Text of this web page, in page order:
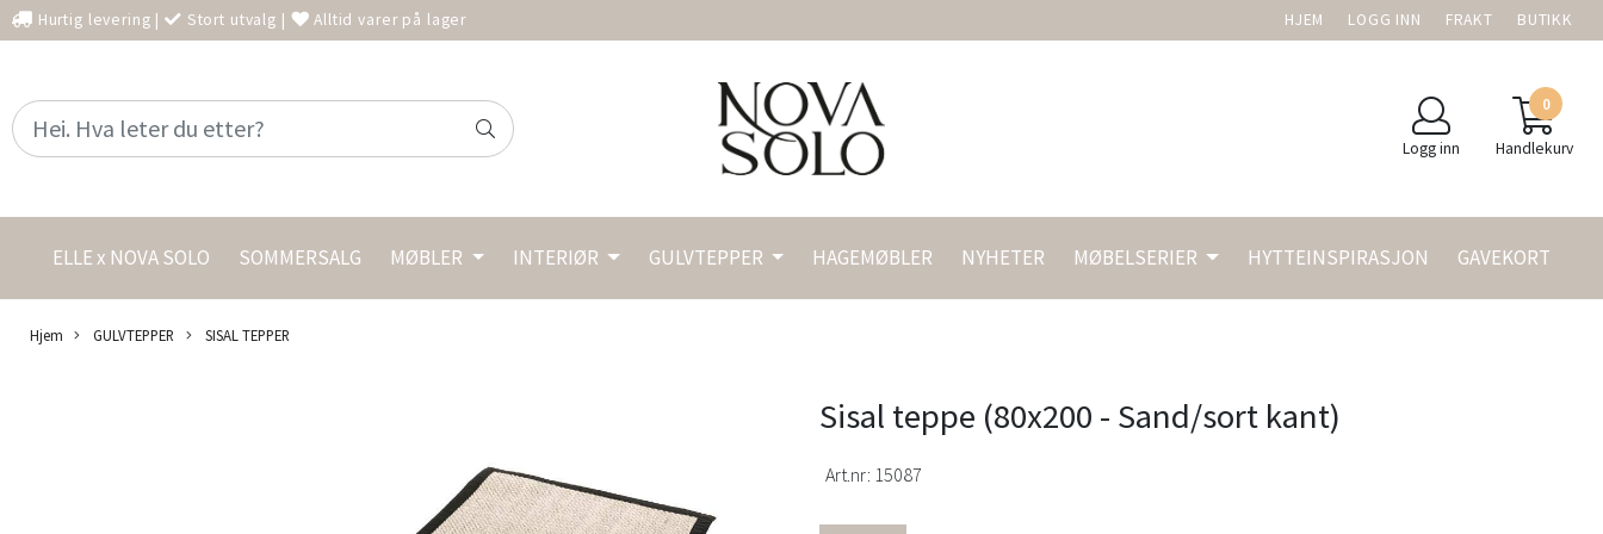
Hurtig levering | Stort utvalg | Alltid varer på lager HJEM LOGG INN FRAKT BUTIKK
Logg inn
0
Handlekurv
ELLE x NOVA SOLO SOMMERSALG MØBLER INTERIØR GULVTEPPER HAGEMØBLER NYHETER MØBELSERIER HYTTEINSPIRASJON GAVEKORT
Hjem GULVTEPPER SISAL TEPPER
Sisal teppe (80x200 - Sand/sort kant)
Art.nr: 15087